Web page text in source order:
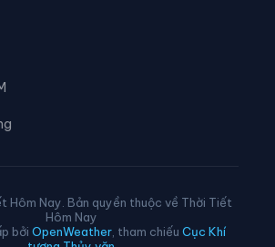
Xã Liên Sơn
Hôm Nay. Bản quyền thuộc về Thời Tiết
Hôm Nay
bởi OpenWeather, tham chiếu Cục Khí